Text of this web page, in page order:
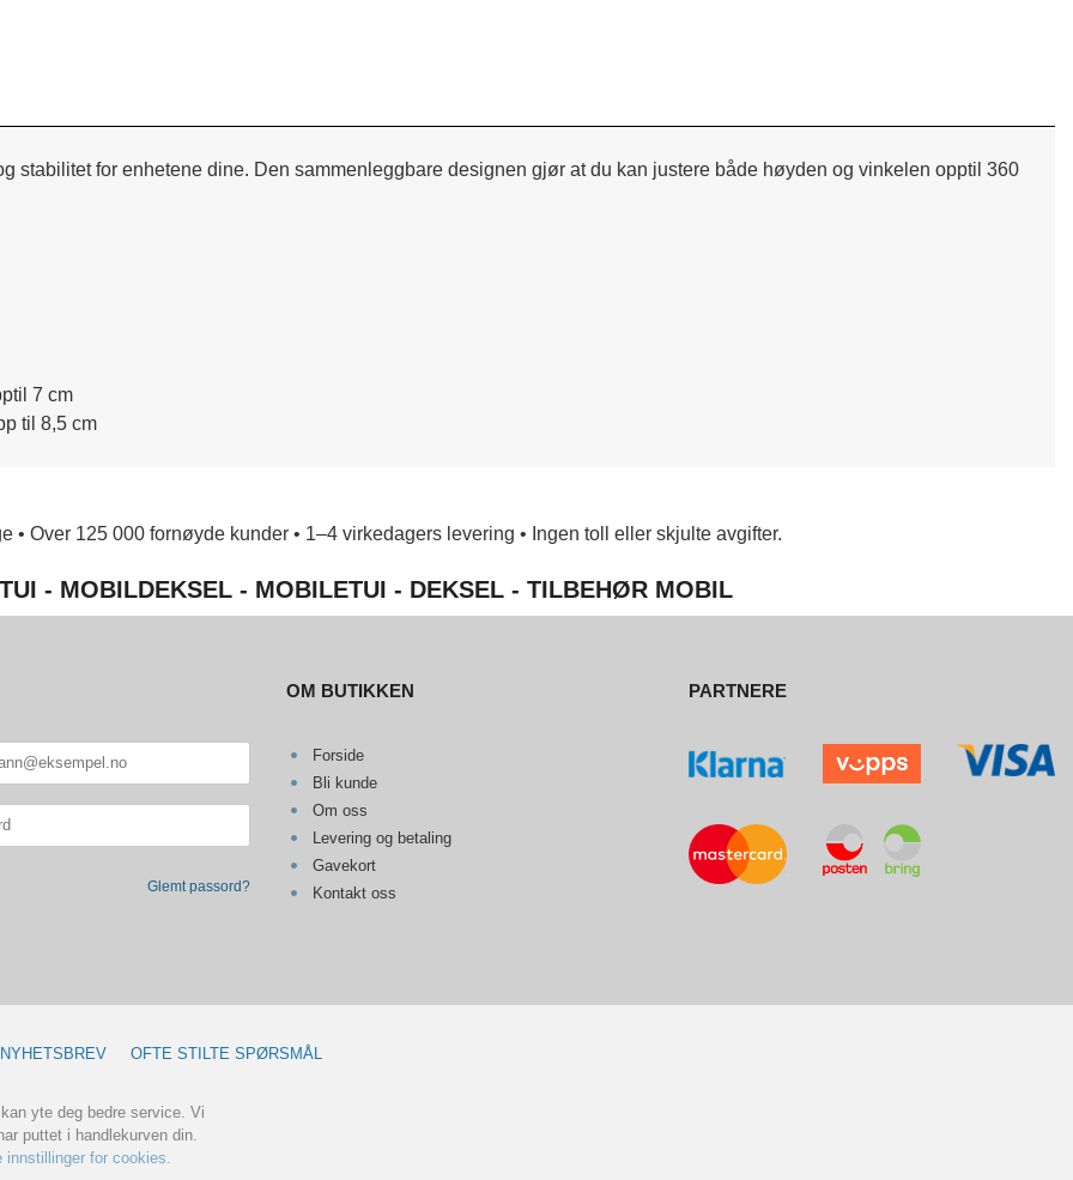
stabilitet for enhetene dine. Den sammenleggbare designen gjør at du kan justere både høyden og vinkelen opptil 360
7 cm
til 8,5 cm
• Over 125 000 fornøyde kunder • 1–4 virkedagers levering • Ingen toll eller skjulte avgifter.
- MOBILDEKSEL - MOBILETUI - DEKSEL - TILBEHØR MOBIL
Glemt passord?
OM BUTIKKEN
Forside
Bli kunde
Om oss
Levering og betaling
Gavekort
Kontakt oss
PARTNERE
NYHETSBREV OFTE STILTE SPØRSMÅL
yte deg bedre service. Vi
puttet i handlekurven din.
innstillinger for cookies.